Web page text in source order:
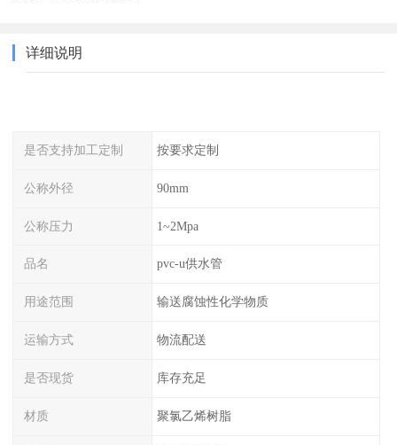
详细说明
是否支持加工定制 按要求定制
公称外径 90mm
公称压力 1~2Mpa
品名 pvc-u供水管
用途范围 输送腐蚀性化学物质
运输方式 物流配送
是否现货 库存充足
材质 聚氯乙烯树脂